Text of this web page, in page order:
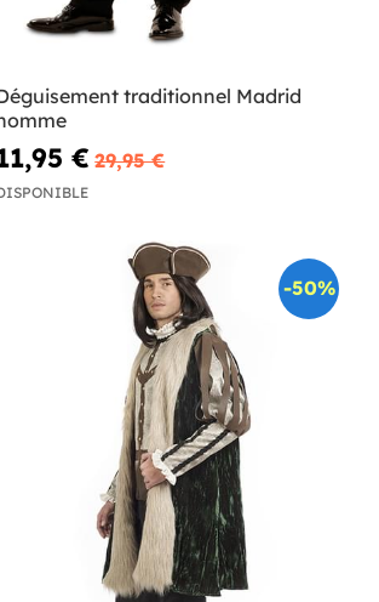
traditionnel Madrid
€ 29,95 €
-50%